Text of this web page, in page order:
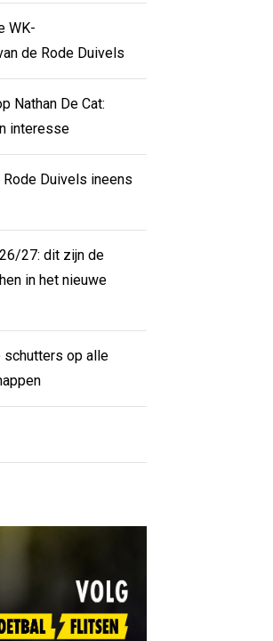
WK-
de Rode Duivels
Nathan De Cat:
interesse
Duivels ineens
27: dit zijn de
in het nieuwe
op alle